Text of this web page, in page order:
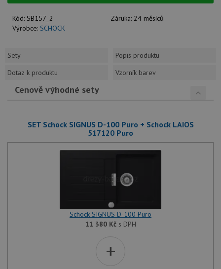
Kód: SB157_2 Záruka: 24 měsíců
Výrobce: SCHOCK
Sety
Popis produktu
Dotaz k produktu
Vzorník barev
Cenově výhodné sety
SET Schock SIGNUS D-100 Puro + Schock LAIOS
517120 Puro
Schock SIGNUS D-100 Puro
11 380 Kčs DPH
+